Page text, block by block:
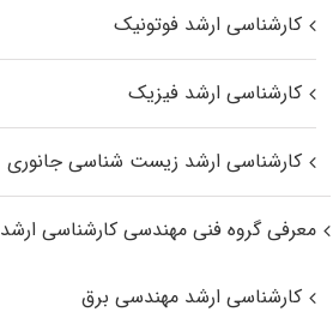
کارشناسی ارشد فوتونیک
کارشناسی ارشد فیزیک
کارشناسی ارشد زیست‌ شناسی جانوری
معرفی گروه فنی مهندسی کارشناسی ارشد
کارشناسی ارشد مهندسی برق